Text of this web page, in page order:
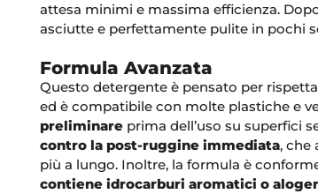
attesa minimi e massima efficienza.
asciutte e perfettamente pulite in pochi
Formula Avanzata
Questo detergente è pensato per
ed è compatibile con molte plastiche e
preliminare prima dell’uso su superfici
contro la post-ruggine immediata, che
più a lungo. Inoltre, la formula è
contiene idrocarburi aromatici o